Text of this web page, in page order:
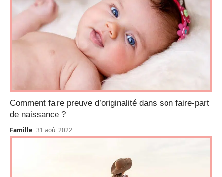
Comment faire preuve d’originalité dans son faire-part
de naissance ?
Famille 31 août 2022